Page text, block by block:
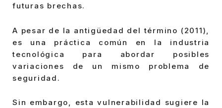
futuras brechas.
A pesar de la antigüedad del término (2011),
es una práctica común en la industria
tecnológica para abordar posibles
variaciones de un mismo problema de
seguridad.
Sin embargo, esta vulnerabilidad sugiere la